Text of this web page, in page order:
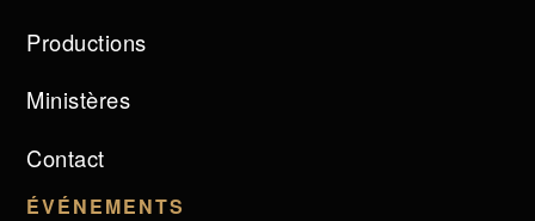
Productions
Ministères
Contact
ÉVÉNEMENTS